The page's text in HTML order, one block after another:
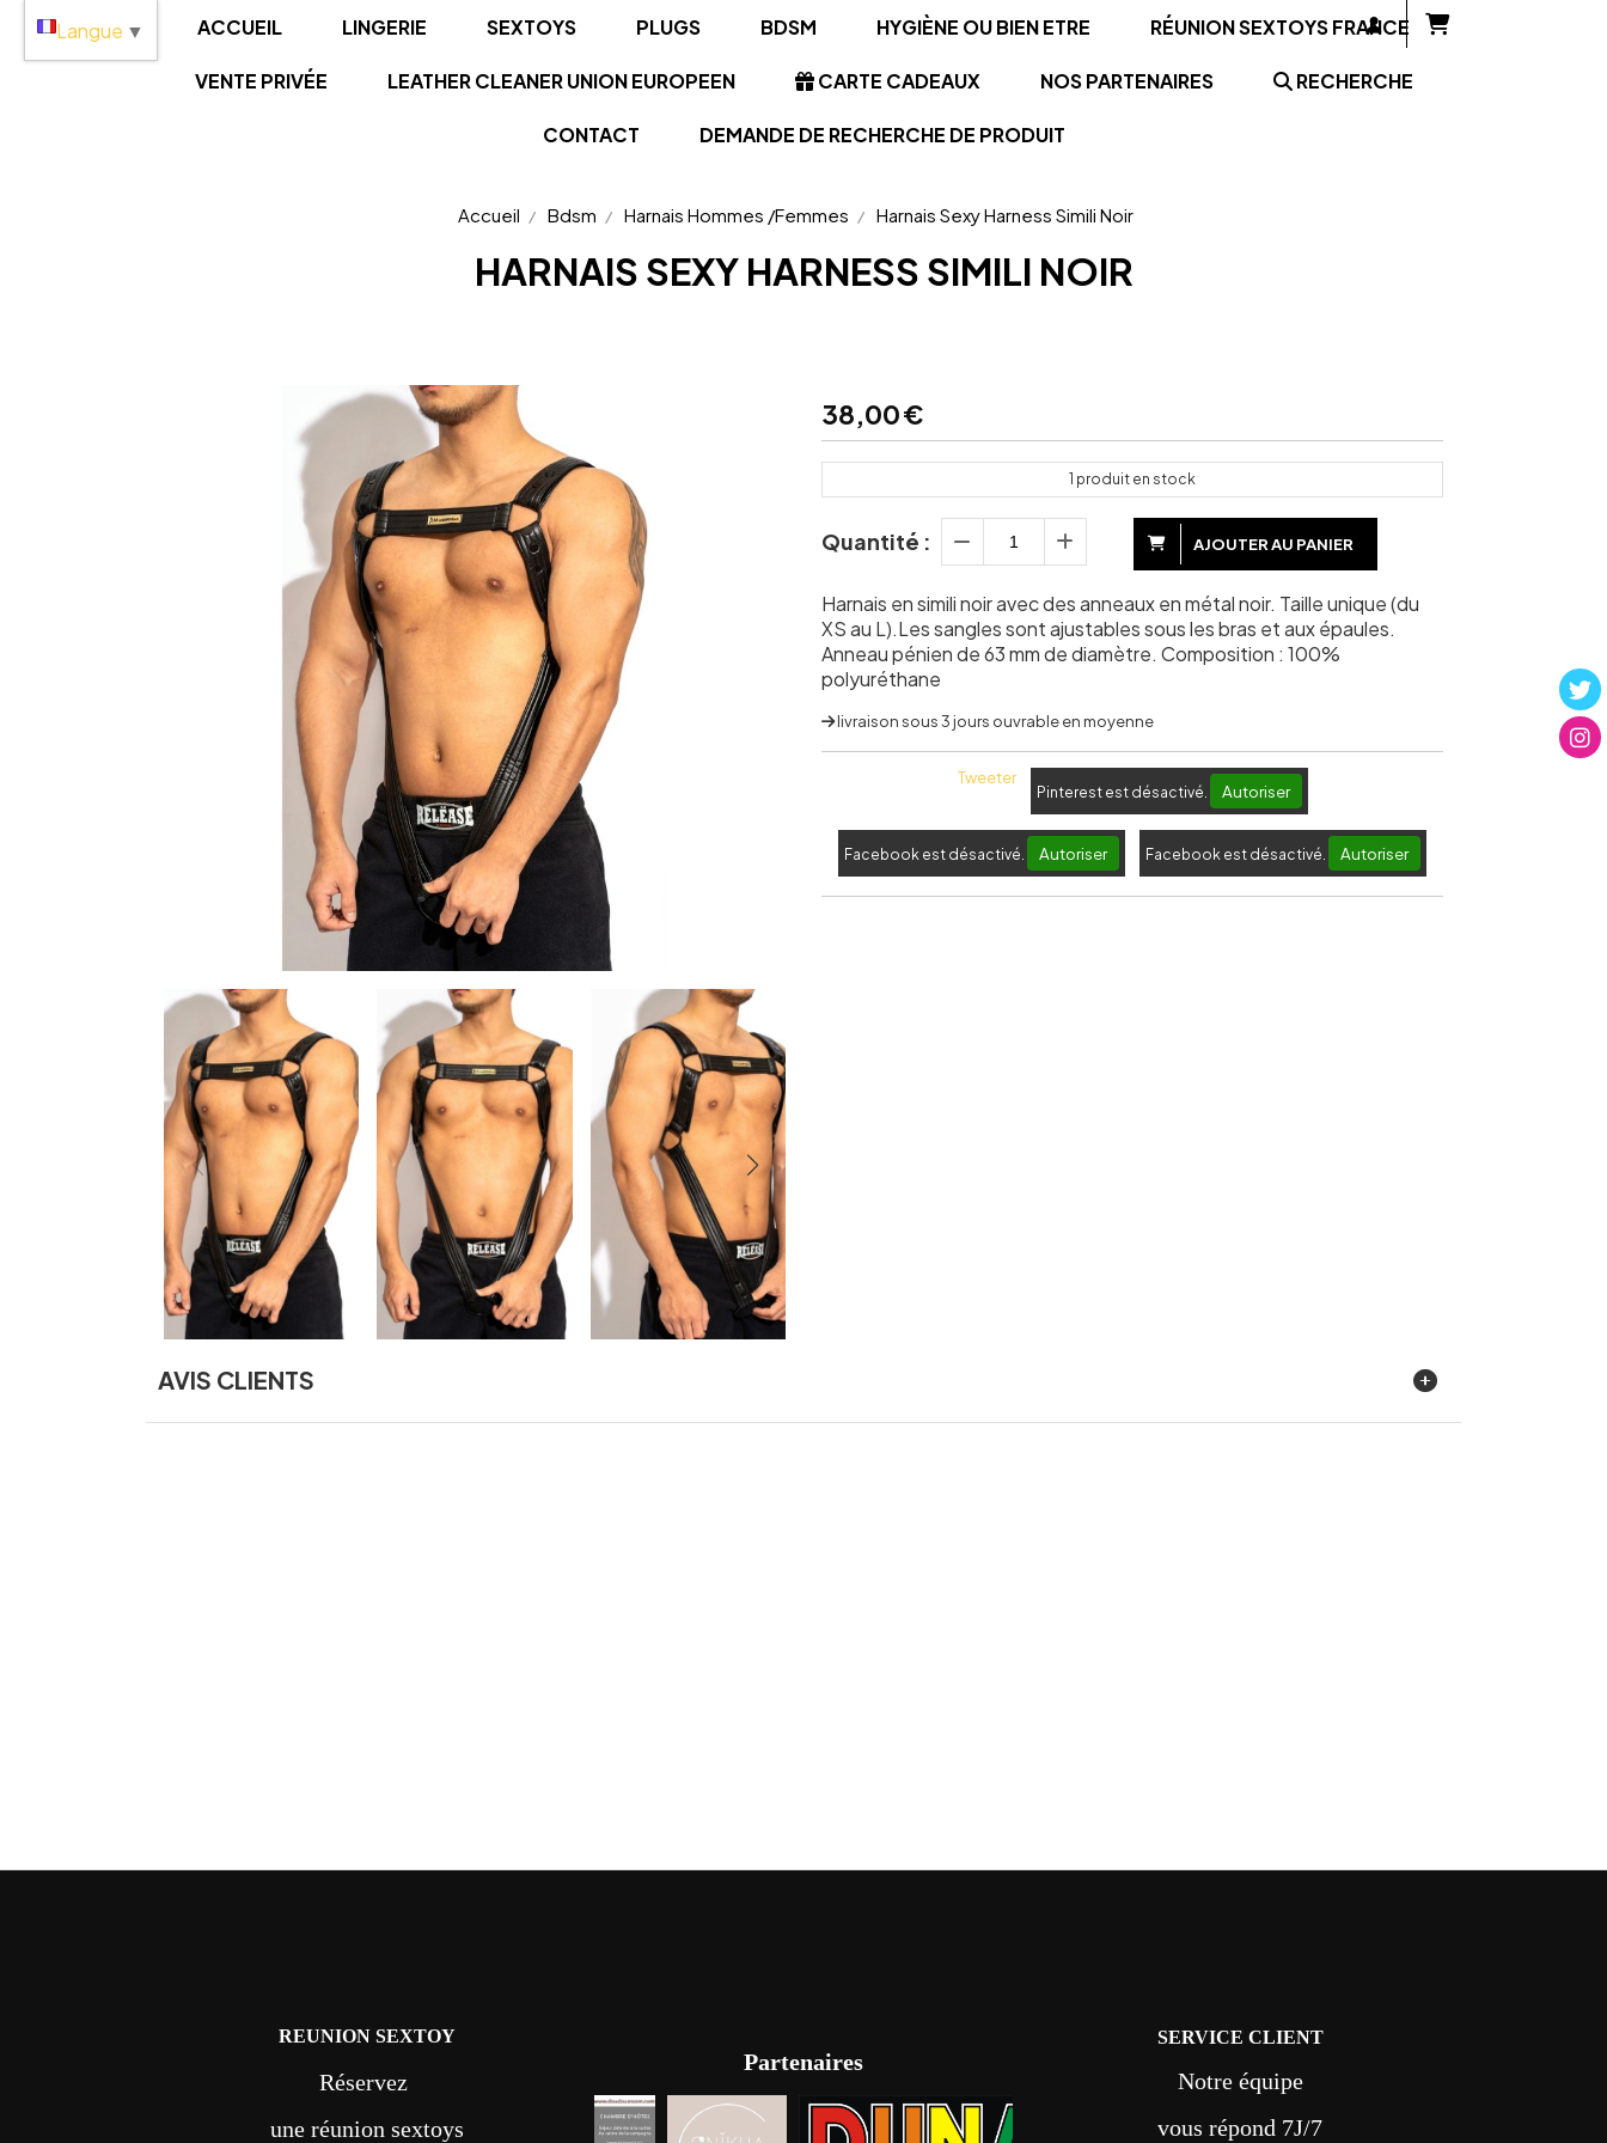
ACCUEIL LINGERIE SEXTOYS PLUGS BDSM HYGIÈNE OU BIEN ETRE RÉUNION SEXTOYS FRANCE
VENTE PRIVÉE LEATHER CLEANER UNION EUROPEEN CARTE CADEAUX NOS PARTENAIRES RECHERCHE
CONTACT DEMANDE DE RECHERCHE DE PRODUIT
Accueil Bdsm Harnais Hommes /Femmes Harnais Sexy Harness Simili Noir
HARNAIS SEXY HARNESS SIMILI NOIR
38,00€
1 produit en stock
Quantité : AJOUTER AU PANIER
Harnais en simili noir avec des anneaux en métal noir. Taille unique (du
XS au L).Les sangles sont ajustables sous les bras et aux épaules.
Anneau pénien de 63 mm de diamètre. Composition : 100%
polyuréthane
livraison sous 3 jours ouvrable en moyenne
Tweeter
Pinterest est désactivé. Autoriser
Facebook est désactivé. Autoriser Facebook est désactivé. Autoriser
AVIS CLIENTS
REUNION SEXTOY
Réservez
une réunion sextoys
Partenaires
SERVICE CLIENT
Notre équipe
vous répond 7J/7
Langue ▼